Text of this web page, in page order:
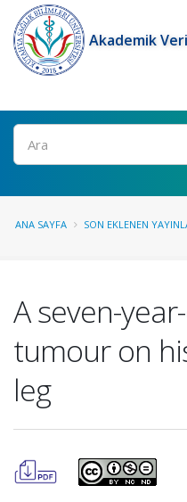
Akademik
Ara
ANA SAYFA SON EKLENEN
A seven-
tumour on
leg